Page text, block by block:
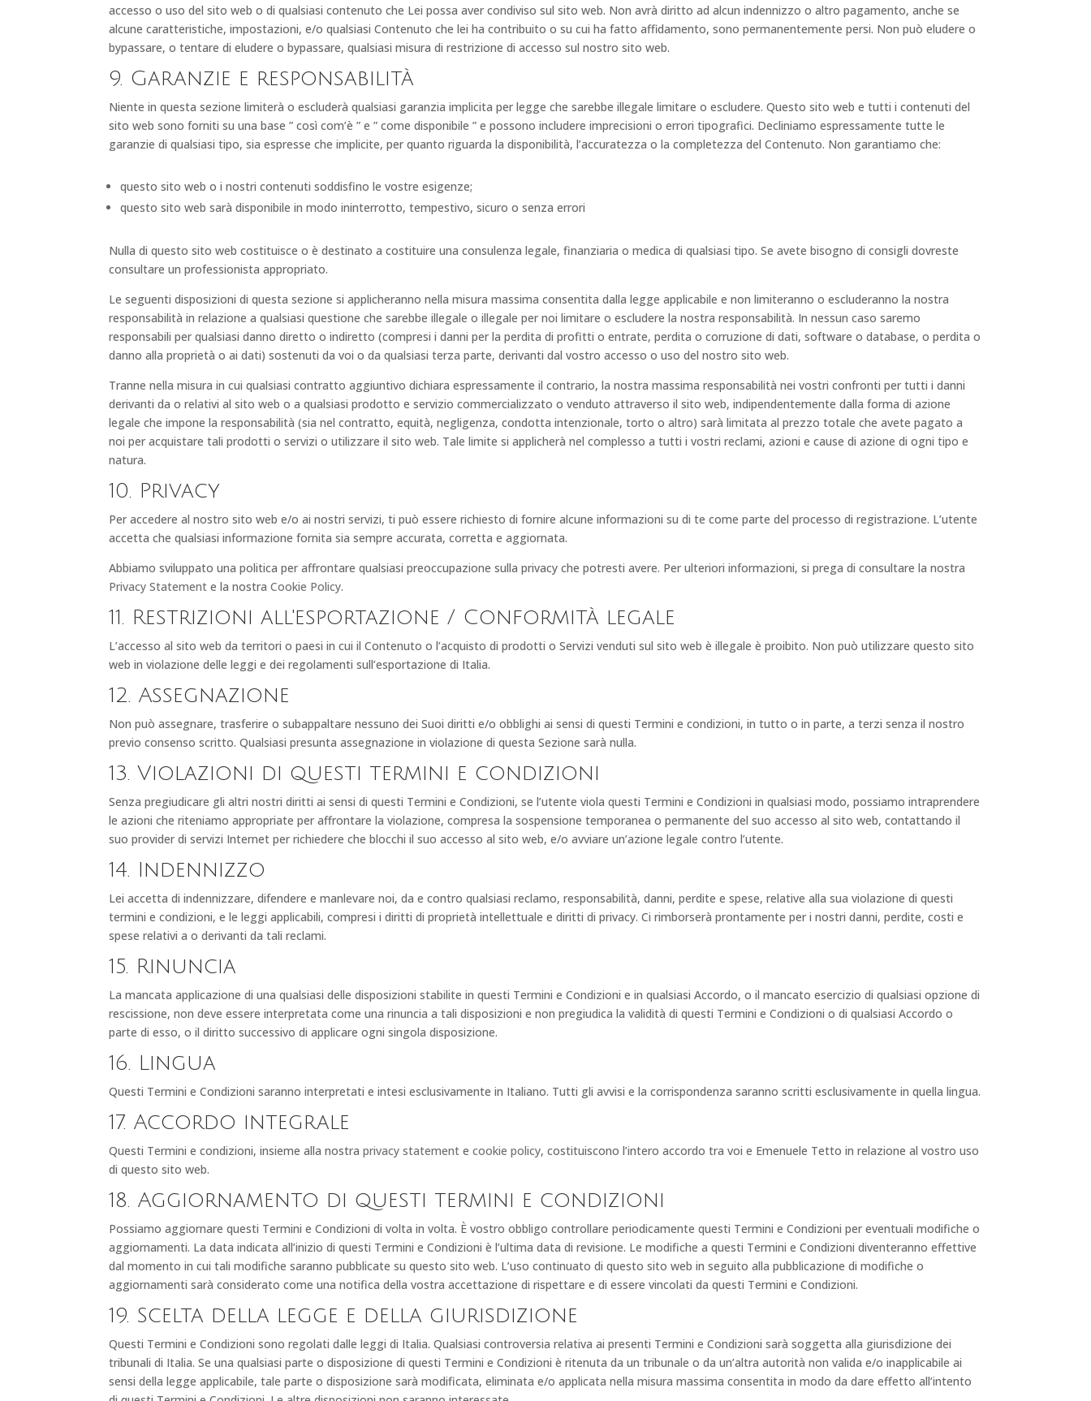
accesso o uso del sito web o di qualsiasi contenuto che Lei possa aver condiviso sul sito web. Non avrà diritto ad alcun indennizzo o altro pagamento, anche se
alcune caratteristiche, impostazioni, e/o qualsiasi Contenuto che lei ha contribuito o su cui ha fatto affidamento, sono permanentemente persi. Non può eludere o
bypassare, o tentare di eludere o bypassare, qualsiasi misura di restrizione di accesso sul nostro sito web.
9. Garanzie e responsabilità
Niente in questa sezione limiterà o escluderà qualsiasi garanzia implicita per legge che sarebbe illegale limitare o escludere. Questo sito web e tutti i contenuti del
sito web sono forniti su una base ” così com’è ” e ” come disponibile ” e possono includere imprecisioni o errori tipografici. Decliniamo espressamente tutte le
garanzie di qualsiasi tipo, sia espresse che implicite, per quanto riguarda la disponibilità, l’accuratezza o la completezza del Contenuto. Non garantiamo che:
questo sito web o i nostri contenuti soddisfino le vostre esigenze;
questo sito web sarà disponibile in modo ininterrotto, tempestivo, sicuro o senza errori
Nulla di questo sito web costituisce o è destinato a costituire una consulenza legale, finanziaria o medica di qualsiasi tipo. Se avete bisogno di consigli dovreste
consultare un professionista appropriato.
Le seguenti disposizioni di questa sezione si applicheranno nella misura massima consentita dalla legge applicabile e non limiteranno o escluderanno la nostra
responsabilità in relazione a qualsiasi questione che sarebbe illegale o illegale per noi limitare o escludere la nostra responsabilità. In nessun caso saremo
responsabili per qualsiasi danno diretto o indiretto (compresi i danni per la perdita di profitti o entrate, perdita o corruzione di dati, software o database, o perdita o
danno alla proprietà o ai dati) sostenuti da voi o da qualsiasi terza parte, derivanti dal vostro accesso o uso del nostro sito web.
Tranne nella misura in cui qualsiasi contratto aggiuntivo dichiara espressamente il contrario, la nostra massima responsabilità nei vostri confronti per tutti i danni
derivanti da o relativi al sito web o a qualsiasi prodotto e servizio commercializzato o venduto attraverso il sito web, indipendentemente dalla forma di azione
legale che impone la responsabilità (sia nel contratto, equità, negligenza, condotta intenzionale, torto o altro) sarà limitata al prezzo totale che avete pagato a
noi per acquistare tali prodotti o servizi o utilizzare il sito web. Tale limite si applicherà nel complesso a tutti i vostri reclami, azioni e cause di azione di ogni tipo e
natura.
10. Privacy
Per accedere al nostro sito web e/o ai nostri servizi, ti può essere richiesto di fornire alcune informazioni su di te come parte del processo di registrazione. L’utente
accetta che qualsiasi informazione fornita sia sempre accurata, corretta e aggiornata.
Abbiamo sviluppato una politica per affrontare qualsiasi preoccupazione sulla privacy che potresti avere. Per ulteriori informazioni, si prega di consultare la nostra
Privacy Statement e la nostraCookie Policy.
11. Restrizioni all'esportazione / Conformità legale
L’accesso al sito web da territori o paesi in cui il Contenuto o l’acquisto di prodotti o Servizi venduti sul sito web è illegale è proibito. Non può utilizzare questo sito
web in violazione delle leggi e dei regolamenti sull’esportazione di Italia.
12. Assegnazione
Non può assegnare, trasferire o subappaltare nessuno dei Suoi diritti e/o obblighi ai sensi di questi Termini e condizioni, in tutto o in parte, a terzi senza il nostro
previo consenso scritto. Qualsiasi presunta assegnazione in violazione di questa Sezione sarà nulla.
13. Violazioni di questi termini e condizioni
Senza pregiudicare gli altri nostri diritti ai sensi di questi Termini e Condizioni, se l’utente viola questi Termini e Condizioni in qualsiasi modo, possiamo intraprendere
le azioni che riteniamo appropriate per affrontare la violazione, compresa la sospensione temporanea o permanente del suo accesso al sito web, contattando il
suo provider di servizi Internet per richiedere che blocchi il suo accesso al sito web, e/o avviare un’azione legale contro l’utente.
14. Indennizzo
Lei accetta di indennizzare, difendere e manlevare noi, da e contro qualsiasi reclamo, responsabilità, danni, perdite e spese, relative alla sua violazione di questi
termini e condizioni, e le leggi applicabili, compresi i diritti di proprietà intellettuale e diritti di privacy. Ci rimborserà prontamente per i nostri danni, perdite, costi e
spese relativi a o derivanti da tali reclami.
15. Rinuncia
La mancata applicazione di una qualsiasi delle disposizioni stabilite in questi Termini e Condizioni e in qualsiasi Accordo, o il mancato esercizio di qualsiasi opzione di
rescissione, non deve essere interpretata come una rinuncia a tali disposizioni e non pregiudica la validità di questi Termini e Condizioni o di qualsiasi Accordo o
parte di esso, o il diritto successivo di applicare ogni singola disposizione.
16. Lingua
Questi Termini e Condizioni saranno interpretati e intesi esclusivamente in Italiano. Tutti gli avvisi e la corrispondenza saranno scritti esclusivamente in quella lingua.
17. Accordo integrale
Questi Termini e condizioni, insieme alla nostraprivacy statement ecookie policy, costituiscono l’intero accordo tra voi e Emenuele Tetto in relazione al vostro uso
di questo sito web.
18. Aggiornamento di questi termini e condizioni
Possiamo aggiornare questi Termini e Condizioni di volta in volta. È vostro obbligo controllare periodicamente questi Termini e Condizioni per eventuali modifiche o
aggiornamenti. La data indicata all’inizio di questi Termini e Condizioni è l’ultima data di revisione. Le modifiche a questi Termini e Condizioni diventeranno effettive
dal momento in cui tali modifiche saranno pubblicate su questo sito web. L’uso continuato di questo sito web in seguito alla pubblicazione di modifiche o
aggiornamenti sarà considerato come una notifica della vostra accettazione di rispettare e di essere vincolati da questi Termini e Condizioni.
19. Scelta della legge e della giurisdizione
Questi Termini e Condizioni sono regolati dalle leggi di Italia. Qualsiasi controversia relativa ai presenti Termini e Condizioni sarà soggetta alla giurisdizione dei
tribunali di Italia. Se una qualsiasi parte o disposizione di questi Termini e Condizioni è ritenuta da un tribunale o da un’altra autorità non valida e/o inapplicabile ai
sensi della legge applicabile, tale parte o disposizione sarà modificata, eliminata e/o applicata nella misura massima consentita in modo da dare effetto all’intento
+A